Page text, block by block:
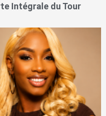
Intégrale du Tour